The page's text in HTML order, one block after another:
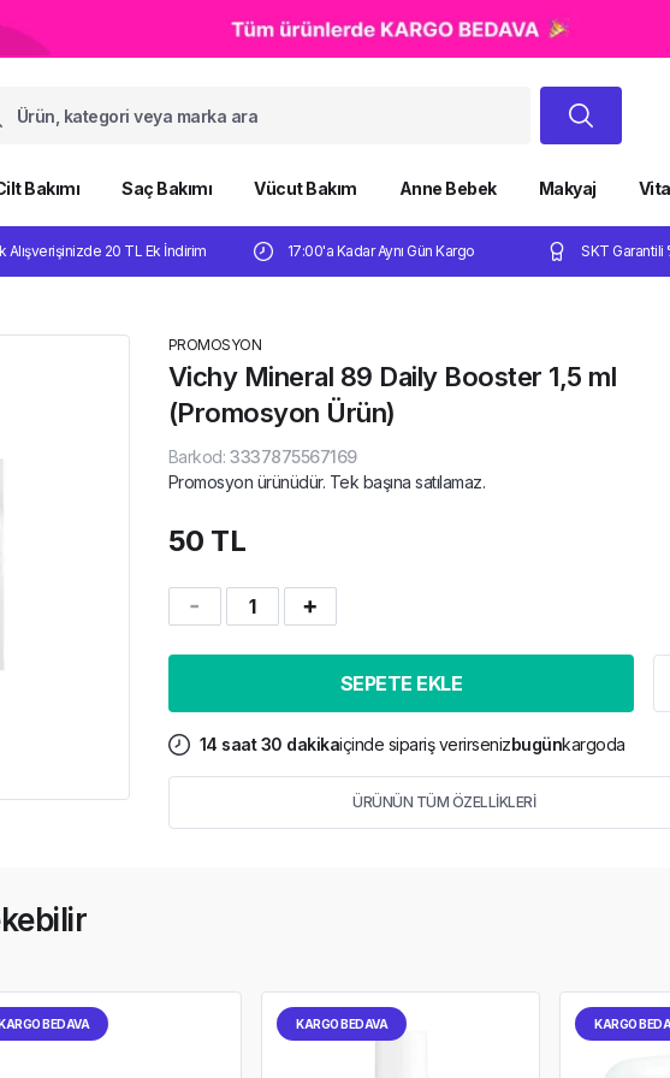
Bakımı Saç Bakımı Vücut Bakım Anne Bebek Makyaj
Alışverişinizde 20 TL Ek İndirim 17:00'a Kadar Aynı Gün Kargo SKT Garantili
PROMOSYON
Vichy Mineral 89 Daily Booster 1,5 ml
(Promosyon Ürün)
Barkod: 3337875567169
Promosyon ürünüdür. Tek başına satılamaz.
50 TL
1
SEPETE EKLE
14 saat 30 dakikaiçinde sipariş verirsenizbugünkargoda
ÜRÜNÜN TÜM ÖZELLİKLERİ
BEDAVA KARGO BEDAVA KARGO